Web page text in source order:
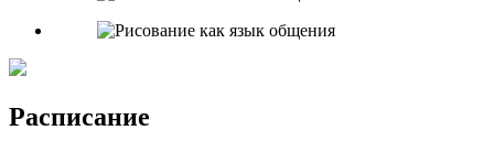
Расписание